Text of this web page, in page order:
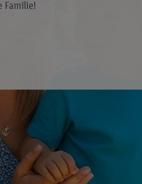
Familie!